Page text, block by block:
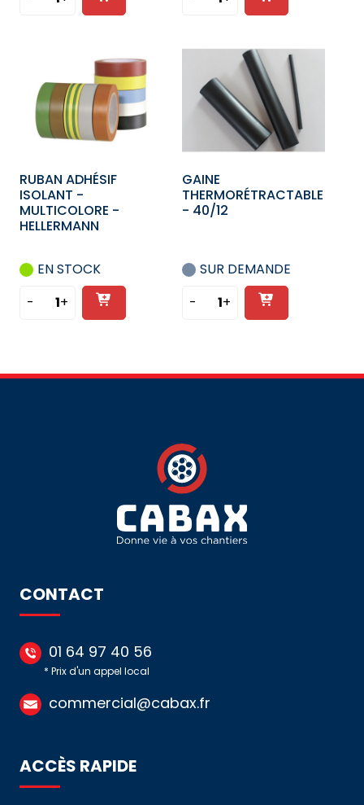
quantité
ISOLANT
-
ROUGE
-
au
quantité
GAINE
THERMORÉTRACTABLE
-
70/22
au
RUBAN ADHÉSIF
ISOLANT -
MULTICOLORE -
HELLERMANN
EN STOCK
- quantité
ADHÉSIF
+
Ajouter
au
GAINE
THERMORÉTRACTABLE
- 40/12
SUR DEMANDE
- quantité
THERMORÉTRACTABLE
+
Ajouter
au
CONTACT
01 64 97 40 56
* Prix d'un appel local
commercial@cabax.fr
ACCÈS RAPIDE